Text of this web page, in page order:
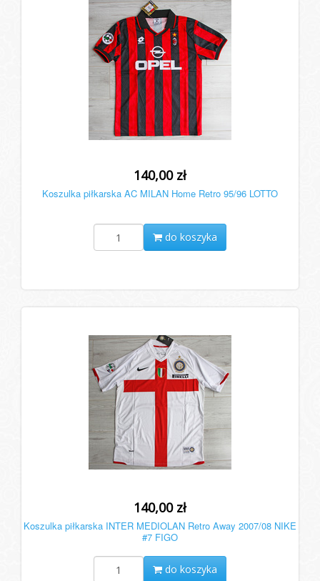
140,00 zł
Koszulka piłkarska AC MILAN Home Retro 95/96 LOTTO
do koszyka
140,00 zł
Koszulka piłkarska INTER MEDIOLAN Retro Away 2007/08 NIKE
#7 FIGO
do koszyka